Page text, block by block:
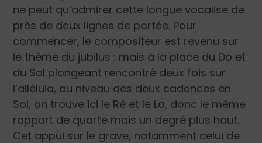
ne peut qu’admirer cette longue vocalise de
près de deux lignes de portée. Pour
commencer, le compositeur est revenu sur
le thème du jubilus : mais à la place du Do et
du Sol plongeant rencontré deux fois sur
l’alléluia, au niveau des deux cadences en
Sol, on trouve ici le Ré et le La, donc le même
rapport de quarte mais un degré plus haut.
Cet appui sur le grave, notamment celui de